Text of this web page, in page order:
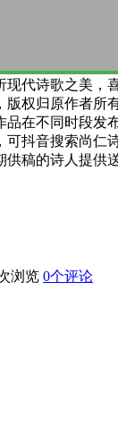
代诗歌之美，
权归原作者所
在不同时段发
抖音搜索尚仁
稿的诗人提供
浏览 0个评论